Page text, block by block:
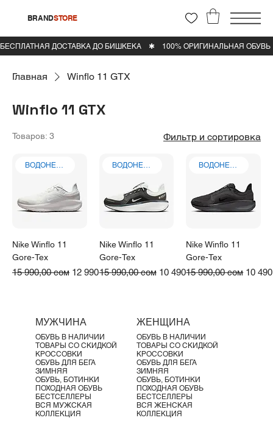
BRANDSTORE
Главная Winflo 11 GTX
Winflo 11 GTX
Товаров: 3 Фильтр и сортировка
ВОДОНЕПРОНИЦАЕМЫЕ
Nike Winflo 11
Gore-Tex
Обычная цена
15 990,00 сом Цена со скидкой
12 990,00 сом
ВОДОНЕПРОНИЦАЕМЫЕ
Nike Winflo 11
Gore-Tex
Обычная цена
15 990,00 сом Цена со скидкой
10 490,00 сом
ВОДОНЕПРОНИЦАЕМЫЕ
Nike Winflo 11
Gore-Tex
Обычная цена
15 990,00 сом Цена
10
МУЖЧИНА
ОБУВЬ В НАЛИЧИИ
ТОВАРЫ СО СКИДКОЙ
КРОССОВКИ
ОБУВЬ ДЛЯ БЕГА
ЗИМНЯЯ
ОБУВЬ, БОТИНКИ
ПОХОДНАЯ ОБУВЬ
БЕСТСЕЛЛЕРЫ
ВСЯ МУЖСКАЯ
КОЛЛЕКЦИЯ
ЖЕНЩИНА
ОБУВЬ В НАЛИЧИИ
ТОВАРЫ СО СКИДКОЙ
КРОССОВКИ
ОБУВЬ ДЛЯ БЕГА
ЗИМНЯЯ
ОБУВЬ, БОТИНКИ
ПОХОДНАЯ ОБУВЬ
БЕСТСЕЛЛЕРЫ
ВСЯ ЖЕНСКАЯ
КОЛЛЕКЦИЯ